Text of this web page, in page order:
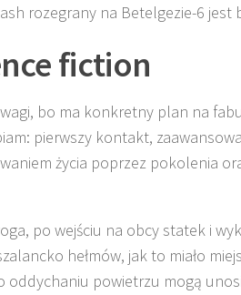
rozegrany na Betelgezie-6 jest
fiction
bo ma konkretny plan na
pierwszy kontakt,
życia poprzez pokolenia
po wejściu na obcy statek i
hełmów, jak to miało
oddychaniu powietrzu mogą